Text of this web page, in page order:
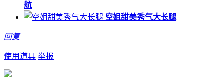
航
空姐甜美秀气大长腿
回复
使用道具 举报